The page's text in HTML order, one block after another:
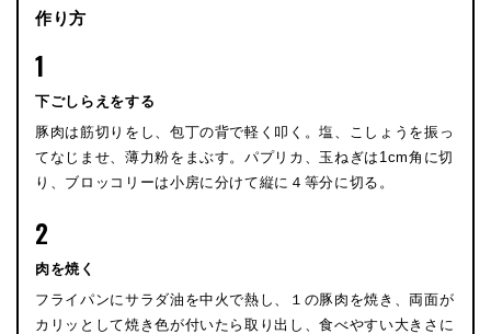
作り方
1
下ごしらえをする
豚肉は筋切りをし、包丁の背で軽く叩く。塩、こしょうを振っ
てなじませ、薄力粉をまぶす。パプリカ、玉ねぎは1cm角に切
り、ブロッコリーは小房に分けて縦に４等分に切る。
2
肉を焼く
フライパンにサラダ油を中火で熱し、１の豚肉を焼き、両面が
カリッとして焼き色が付いたら取り出し、食べやすい大きさに